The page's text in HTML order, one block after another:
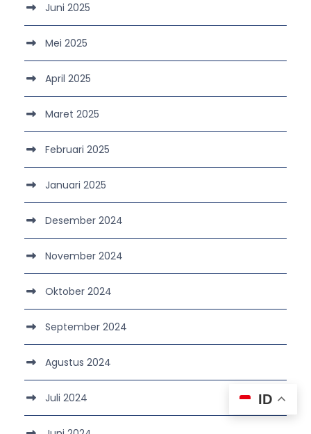
Juni 2025
Mei 2025
April 2025
Maret 2025
Februari 2025
Januari 2025
Desember 2024
November 2024
Oktober 2024
September 2024
Agustus 2024
Juli 2024 ID